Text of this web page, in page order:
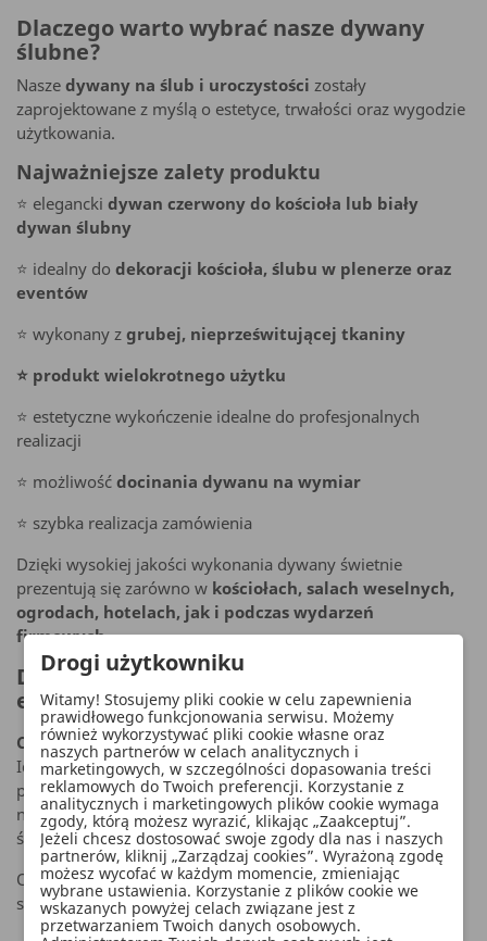
Dlaczego warto wybrać nasze dywany
ślubne?
Nasze dywany na ślub i uroczystości zostały
zaprojektowane z myślą o estetyce, trwałości oraz wygodzie
użytkowania.
Najważniejsze zalety produktu
⭐ elegancki dywan czerwony do kościoła lub biały
dywan ślubny
⭐ idealny do dekoracji kościoła, ślubu w plenerze oraz
eventów
⭐ wykonany z grubej, nieprześwitującej tkaniny
⭐ produkt wielokrotnego użytku
⭐ estetyczne wykończenie idealne do profesjonalnych
realizacji
⭐ możliwość docinania dywanu na wymiar
⭐ szybka realizacja zamówienia
Dzięki wysokiej jakości wykonania dywany świetnie
prezentują się zarówno w kościołach, salach weselnych,
ogrodach, hotelach, jak i podczas wydarzeń
firmowych.
Dywan czerwony do kościoła – klasyka
elegancji
Czerwony dywan ślubnyto symbol elegancji i prestiżu.
Idealnie sprawdza się jakodywan do kościoła na ślub
prowadzący Parę Młodą do ołtarza. Jest to jedno z
najczęściej wybieranych rozwiązań przez dekoratorów
ślubnych oraz organizatorów ceremonii.
Oferujemy czerwone dywany w dwóch standardowych
szerokościach:
Drogi użytkowniku
Witamy! Stosujemy pliki cookie w celu zapewnienia
prawidłowego funkcjonowania serwisu. Możemy
również wykorzystywać pliki cookie własne oraz
naszych partnerów w celach analitycznych i
marketingowych, w szczególności dopasowania treści
reklamowych do Twoich preferencji. Korzystanie z
analitycznych i marketingowych plików cookie wymaga
zgody, którą możesz wyrazić, klikając „Zaakceptuj”.
Jeżeli chcesz dostosować swoje zgody dla nas i naszych
partnerów, kliknij „Zarządzaj cookies”. Wyrażoną zgodę
możesz wycofać w każdym momencie, zmieniając
wybrane ustawienia. Korzystanie z plików cookie we
wskazanych powyżej celach związane jest z
przetwarzaniem Twoich danych osobowych.